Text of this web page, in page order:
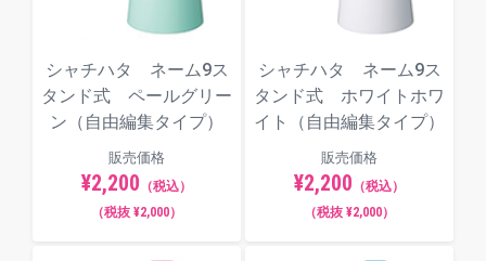
シャチハタ ネーム9ス
タンド式 ペールグリー
ン（自由編集タイプ）
販売価格
¥2,200 （税込）
（税抜 ¥2,000）
シャチハタ ネーム9ス
タンド式 ホワイトホワ
イト（自由編集タイプ）
販売価格
¥2,200 （税込）
（税抜 ¥2,000）